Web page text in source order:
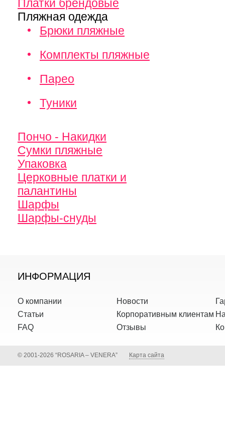
Платки брендовые
Пляжная одежда
Брюки пляжные
Комплекты пляжные
Парео
Туники
Пончо - Накидки
Сумки пляжные
Упаковка
Церковные платки и
палантины
Шарфы
Шарфы-снуды
ИНФОРМАЦИЯ
О компании Новости
Статьи
Корпоративным клиентам
FAQ
Отзывы
© 2001-2026 “ROSARIA – VENERA” Карта сайта